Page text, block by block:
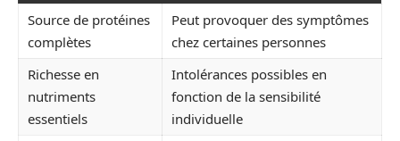
Source de protéines
complètes
Peut provoquer des symptômes
chez certaines personnes
Richesse en
nutriments
essentiels
Intolérances possibles en
fonction de la sensibilité
individuelle